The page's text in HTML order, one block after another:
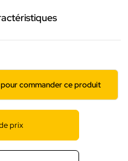
commander ce produit
prix